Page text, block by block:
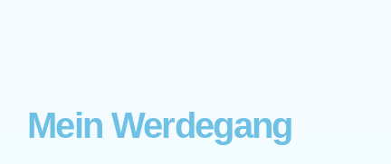
Mein Werdegang